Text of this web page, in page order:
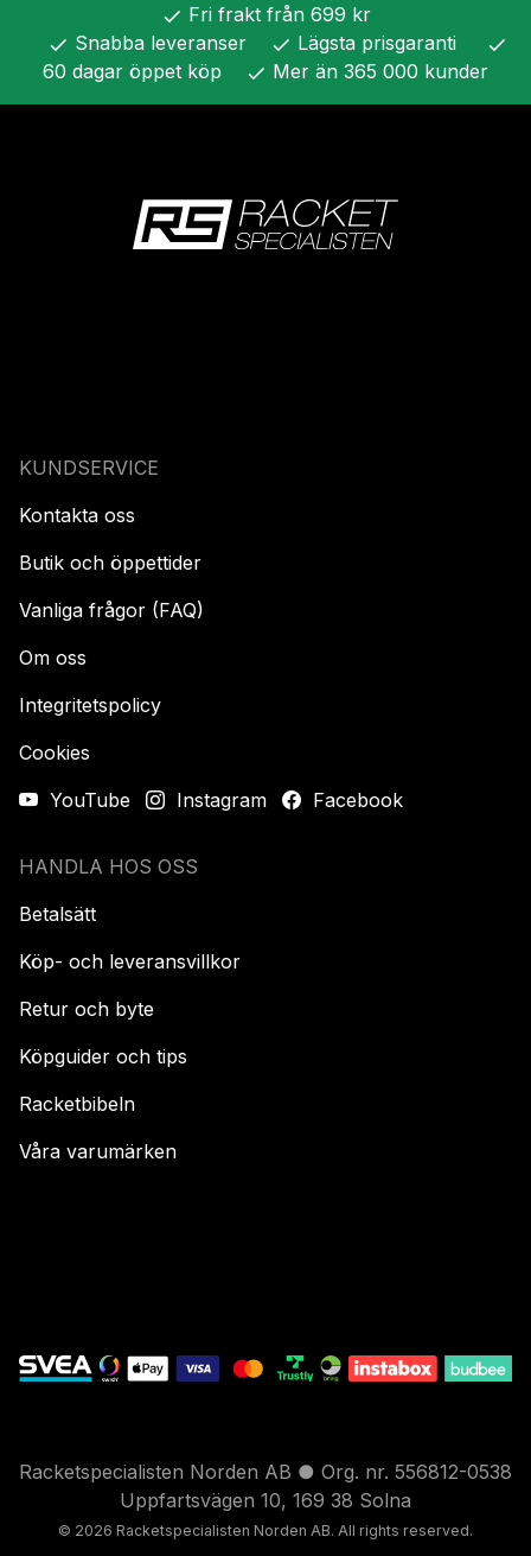
check Fri frakt från 699 kr
check Snabba leveranser check Lägsta prisgaranti check
60 dagar öppet köp check Mer än 365 000 kunder
KUNDSERVICE
Kontakta oss
Butik och öppettider
Vanliga frågor (FAQ)
Om oss
Integritetspolicy
Cookies
YouTube
Instagram Facebook
HANDLA HOS OSS
Betalsätt
Köp- och leveransvillkor
Retur och byte
Köpguider och tips
Racketbibeln
Våra varumärken
Racketspecialisten Norden AB ● Org. nr. 556812-0538
Uppfartsvägen 10, 169 38 Solna
© 2026 Racketspecialisten Norden AB. All rights reserved.